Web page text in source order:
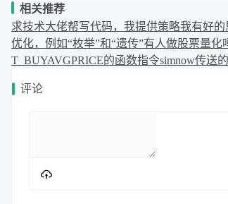
相关推荐
求技术大佬帮写代码，我提供策略我有好的
优化，例如“枚举”和“遗传”有人做股票量化
T_BUYAVGPRICE的函数指令simnow传送
评论